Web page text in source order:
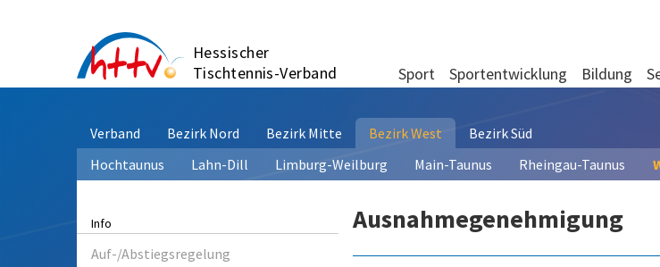
Hessischer
Tischtennis-Verband
Sport Sportentwicklung Bildung
Verband Bezirk Nord Bezirk Mitte Bezirk West
Bezirk Süd
Hochtaunus
Lahn-Dill Limburg-Weilburg Main-Taunus Rheingau-Taunus
Info
Auf-/Abstiegsregelung
Ausnahmegenehmigung